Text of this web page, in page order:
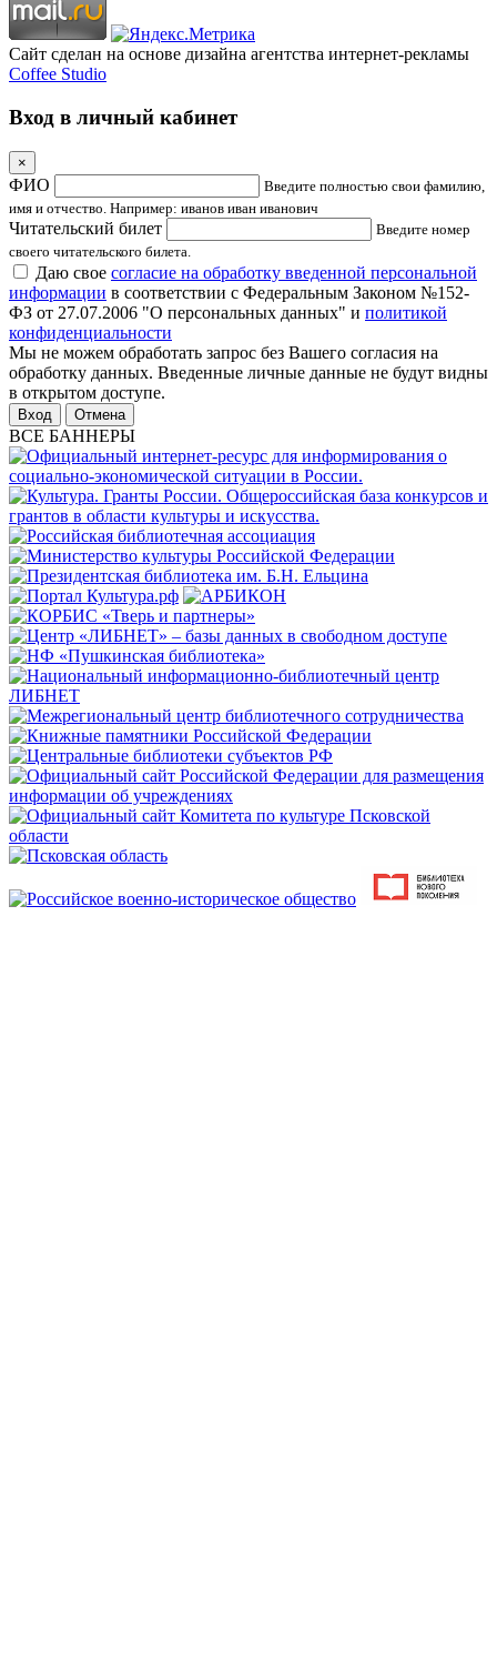
Сайт сделан на основе дизайна агентства интернет-рекламы
Coffee Studio
Вход в личный кабинет
×
ФИО
Введите полностью свои фамилию,
имя и отчество. Например: иванов иван иванович
Читательский билет
Введите номер
своего читательского билета.
Даю свое согласие на обработку введенной персональной
информации в соответствии с Федеральным Законом №152-
ФЗ от 27.07.2006 "О персональных данных" и политикой
конфиденциальности
Мы не можем обработать запрос без Вашего согласия на
обработку данных. Введенные личные данные не будут видны
в открытом доступе.
Отмена
ВСЕ БАННЕРЫ